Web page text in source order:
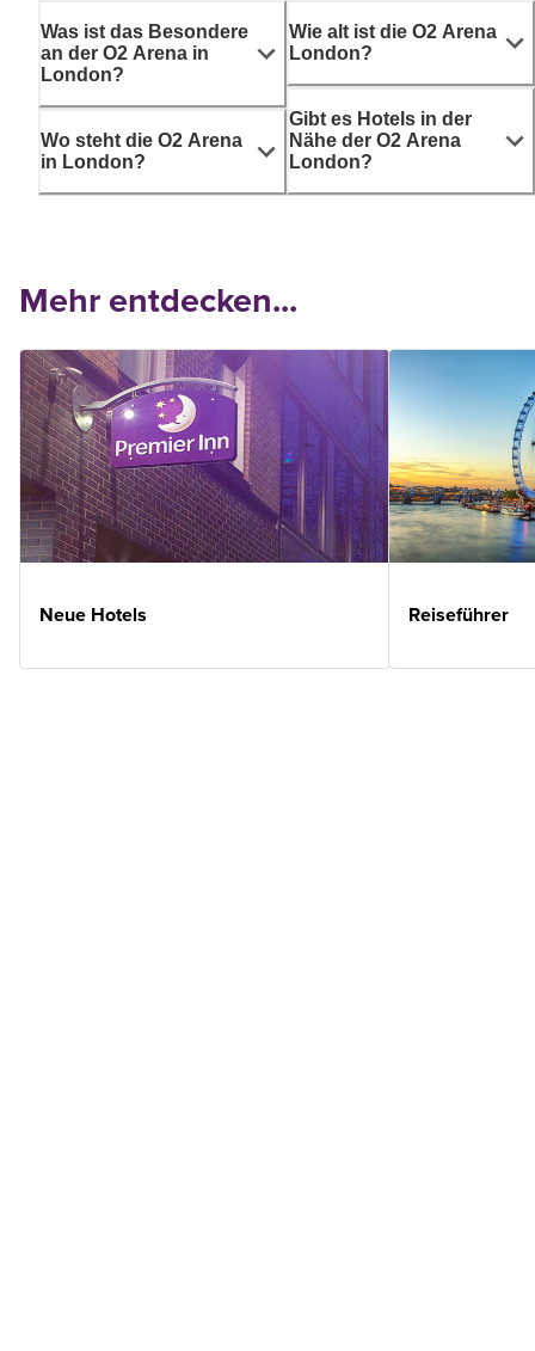
Was ist das Besondere
an der O2 Arena in
London?
Wo steht die O2 Arena
in London?
Wie alt ist die O2 Arena
London?
Gibt es Hotels in der
Nähe der O2 Arena
London?
Mehr entdecken...
Neue Hotels Reiseführer